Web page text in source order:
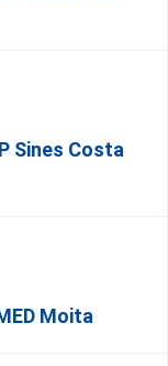
Sines Costa
Moita